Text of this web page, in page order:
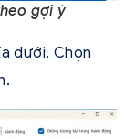
gợi ý
dưới. Chọn